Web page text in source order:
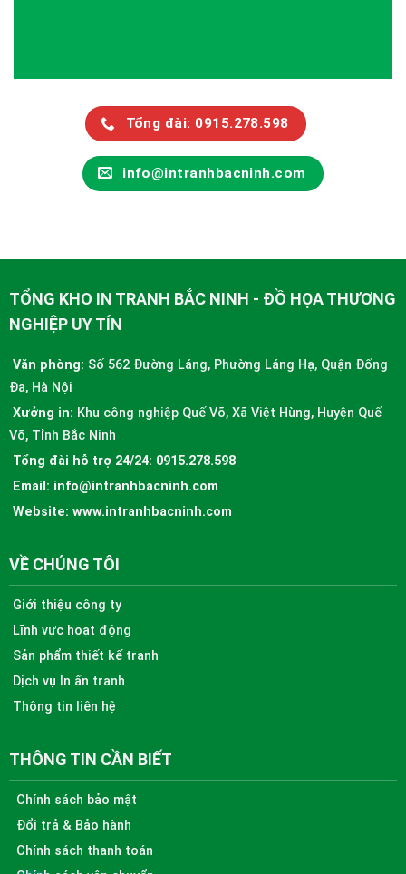
Tổng đài: 0915.278.598
info@intranhbacninh.com
TỔNG KHO IN TRANH BẮC NINH - ĐỒ HỌA THƯƠNG
NGHIỆP UY TÍN
Văn phòng: Số 562 Đường Láng, Phường Láng Hạ, Quận Đống
Đa, Hà Nội
Xưởng in: Khu công nghiệp Quế Võ, Xã Việt Hùng, Huyện Quế
Võ, Tỉnh Bắc Ninh
Tổng đài hỗ trợ 24/24: 0915.278.598
Email: info@intranhbacninh.com
Website: www.intranhbacninh.com
VỀ CHÚNG TÔI
Giới thiệu công ty
Lĩnh vực hoạt động
Sản phẩm thiết kế tranh
Dịch vụ In ấn tranh
Thông tin liên hệ
THÔNG TIN CẦN BIẾT
Chính sách bảo mật
Đổi trả & Bảo hành
Chính sách thanh toán